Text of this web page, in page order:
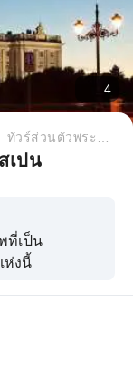
4
เปน
ที่เป็น
ห่งนี้
หน้า